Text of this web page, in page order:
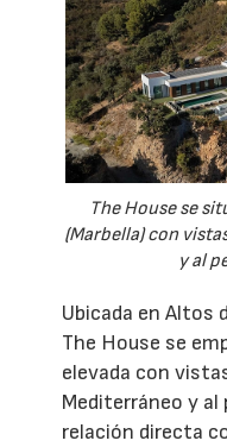
The House se
(Marbella) con
y al
Ubicada en Altos
The House se
elevada con
Mediterráneo y al
relación directa